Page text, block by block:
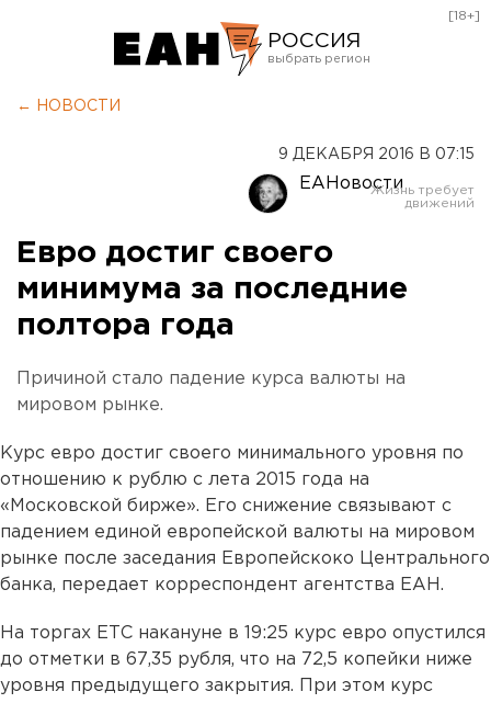
РОССИЯ
Оренбург
[18+]
← НОВОСТИ
9 ДЕКАБРЯ 2016 В 07:15
ЕАНовости
Евро достиг своего
минимума за последние
полтора года
Причиной стало падение курса валюты на
мировом рынке.
Курс евро достиг своего минимального уровня по
отношению к рублю с лета 2015 года на
«Московской бирже». Его снижение связывают с
падением единой европейской валюты на мировом
рынке после заседания Европейскоко Центрального
банка, передает корреспондент агентства ЕАН.
На торгах ЕТС накануне в 19:25 курс евро опустился
до отметки в 67,35 рубля, что на 72,5 копейки ниже
уровня предыдущего закрытия. При этом курс